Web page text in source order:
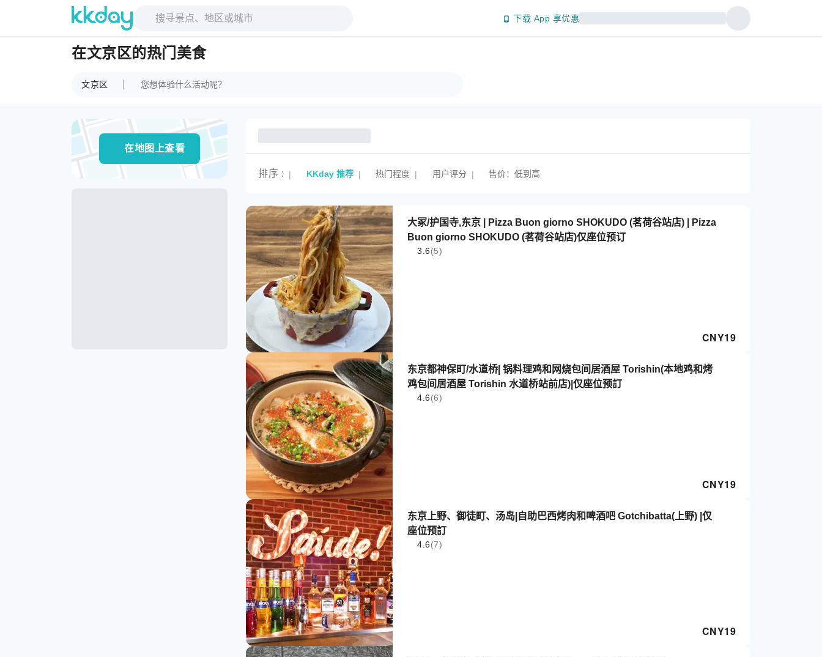
下载 App 享优惠
在文京区的热门美食
文京区
在地图上查看
排序 : | KKday 推荐 | 热门程度 | 用户评分 | 售价：低到高
大冢/护国寺,东京 | Pizza Buon giorno SHOKUDO (茗荷谷站店) | Pizza
Buon giorno SHOKUDO (茗荷谷站店)仅座位预订
3.6(5)
CNY19
东京都神保町/水道桥| 锅料理鸡和网烧包间居酒屋 Torishin(本地鸡和烤
鸡包间居酒屋 Torishin 水道桥站前店)|仅座位预訂
4.6(6)
CNY19
东京上野、御徒町、汤岛|自助巴西烤肉和啤酒吧 Gotchibatta(上野) |仅
座位预訂
4.6(7)
CNY19